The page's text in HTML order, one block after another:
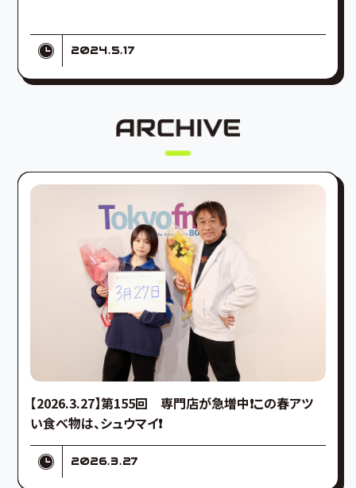
2024.5.17
【2026.3.27】第155回 専門店が急増中❗️この春アツ
い食べ物は、シュウマイ❗️
2026.3.27